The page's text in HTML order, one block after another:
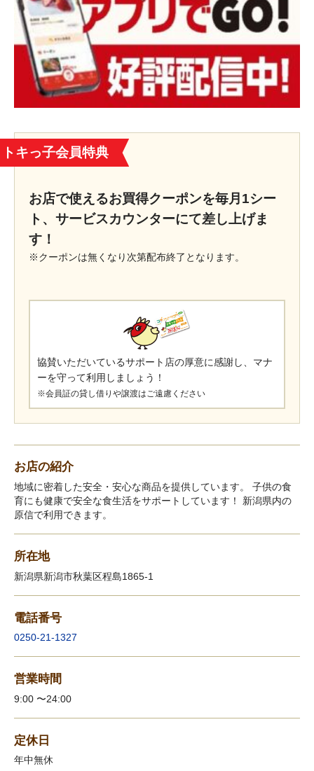
トキっ子会員特典
お店で使えるお買得クーポンを毎月1シー
ト、サービスカウンターにて差し上げま
す！
※クーポンは無くなり次第配布終了となります。
協賛いただいているサポート店の厚意に感謝し、マナ
ーを守って利用しましょう！
※会員証の貸し借りや譲渡はご遠慮ください
お店の紹介
地域に密着した安全・安心な商品を提供しています。 子供の食
育にも健康で安全な食生活をサポートしています！ 新潟県内の
原信で利用できます。
所在地
新潟県新潟市秋葉区程島1865-1
電話番号
0250-21-1327
営業時間
9:00 〜24:00
定休日
年中無休